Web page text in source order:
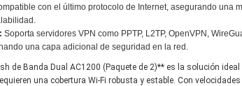
Switch Cudy Gigabit 8
Puertos Poe+ y 2 SFP
Switch Cudy 8 Puertos
Gigabit
con el último protocolo de Internet, asegurando una
Soporta servidores VPN como PPTP, L2TP, OpenVPN,
una capa adicional de seguridad en la red.
de Banda Dual AC1200 (Paquete de 2)** es la solución ideal
una cobertura Wi-Fi robusta y estable. Con velocidades